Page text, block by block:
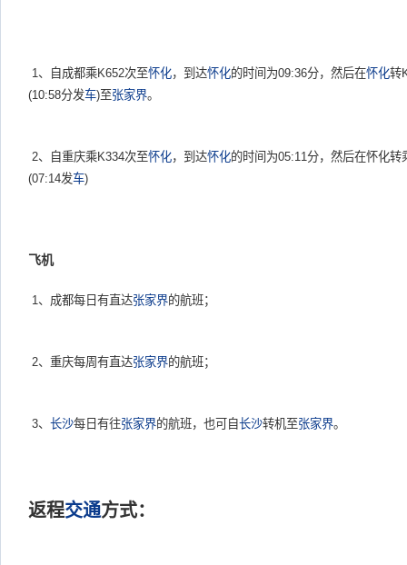
1、自成都乘K652次至怀化，到达怀化的时间为09:36分，然后在怀化转
(10:58分发车)至张家界。
2、自重庆乘K334次至怀化，到达怀化的时间为05:11分，然后在怀化转
(07:14发车)
飞机
1、成都每日有直达张家界的航班；
2、重庆每周有直达张家界的航班；
3、 长沙每日有往张家界的航班，也可自长沙转机至张家界。
返程交通方式：